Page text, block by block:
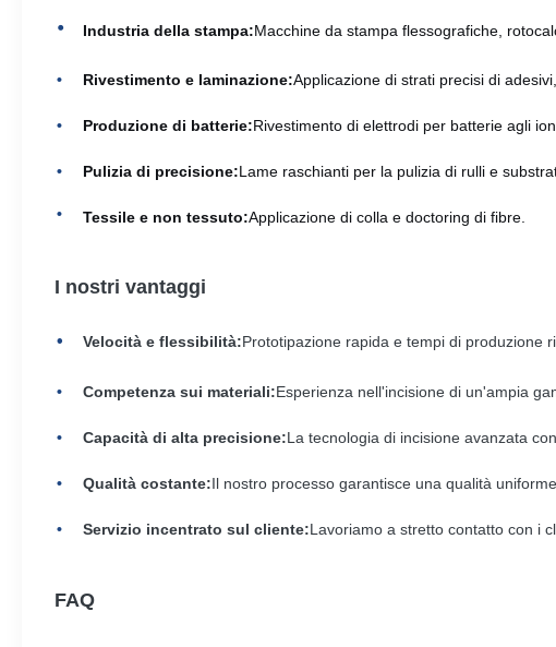
Industria della stampa:Macchine da stampa flessografiche,
Rivestimento e laminazione:Applicazione di strati precisi di
Produzione di batterie:Rivestimento di elettrodi per batterie agli
Pulizia di precisione:Lame raschianti per la pulizia di rulli e
Tessile e non tessuto:Applicazione di colla e doctoring di fibre.
I nostri vantaggi
Velocità e flessibilità:Prototipazione rapida e tempi di produzione
Competenza sui materiali:Esperienza nell'incisione di un'ampia
Capacità di alta precisione:La tecnologia di incisione avanzata
Qualità costante:Il nostro processo garantisce una qualità
Servizio incentrato sul cliente:Lavoriamo a stretto contatto con i
FAQ